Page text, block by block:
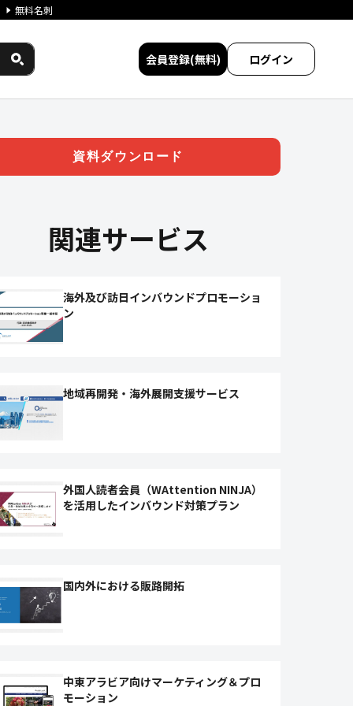
無料名刺
会員登録(無料) ログイン
資料ダウンロード
関連サービス
海外及び訪日インバウンドプロモーショ
ン
地域再開発・海外展開支援サービス
外国人読者会員（WAttention NINJA）
を活用したインバウンド対策プラン
国内外における販路開拓
中東アラビア向けマーケティング＆プロ
モーション